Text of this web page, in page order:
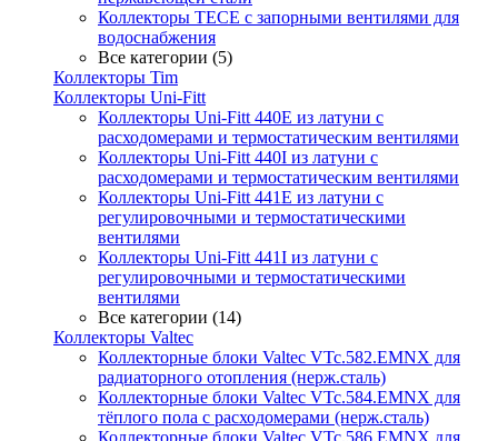
Коллекторы TECE с запорными вентилями для
водоснабжения
Все категории (5)
Коллекторы Tim
Коллекторы Uni-Fitt
Коллекторы Uni-Fitt 440E из латуни с
расходомерами и термостатическим вентилями
Коллекторы Uni-Fitt 440I из латуни с
расходомерами и термостатическим вентилями
Коллекторы Uni-Fitt 441E из латуни с
регулировочными и термостатическими
вентилями
Коллекторы Uni-Fitt 441I из латуни с
регулировочными и термостатическими
вентилями
Все категории (14)
Коллекторы Valtec
Коллекторные блоки Valtec VTc.582.EMNX для
радиаторного отопления (нерж.сталь)
Коллекторные блоки Valtec VTc.584.EMNX для
тёплого пола с расходомерами (нерж.сталь)
Коллекторные блоки Valtec VTc.586.EMNX для